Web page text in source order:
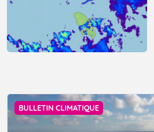
BULLETIN CLIMATIQUE